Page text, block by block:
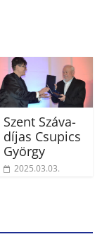
Szent Száva-
díjas Csupics
György
2025.03.03.